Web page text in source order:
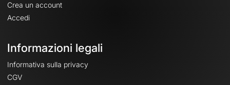
Crea un account
Accedi
Informazioni legali
Informativa sulla privacy
CGV